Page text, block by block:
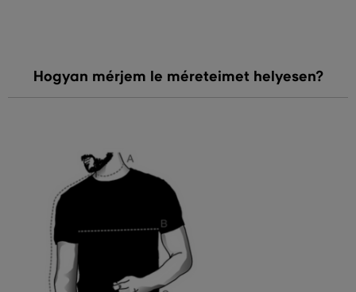
Hogyan mérjem le méreteimet helyesen?